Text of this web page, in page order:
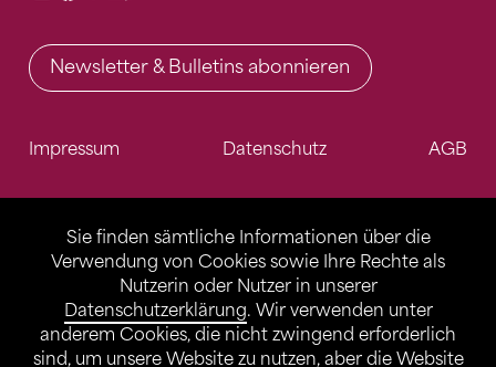
Sie finden sämtliche Informationen über die
Verwendung von Cookies sowie Ihre Rechte als
Nutzerin oder Nutzer in unserer
Datenschutzerklärung. Wir verwenden unter
anderem Cookies, die nicht zwingend erforderlich
sind, um unsere Website zu nutzen, aber die Website
Newsletter & Bulletins abonnieren
Impressum Datenschutz AGB